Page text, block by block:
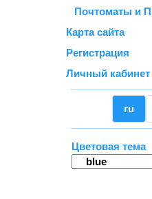
Почтоматы и
Карта сайта
Регистрация
Личный кабинет
ru
Цветовая тема